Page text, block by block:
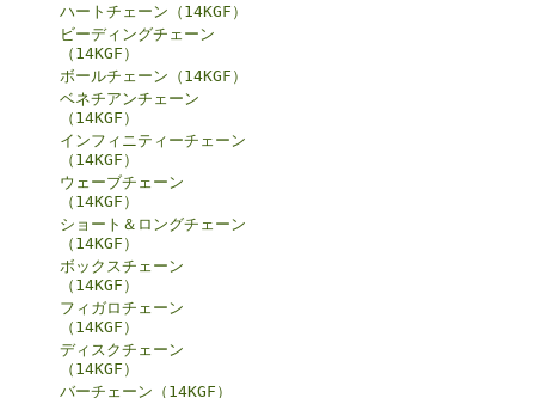
ハートチェーン（14KGF）
ビーディングチェーン
（14KGF）
ボールチェーン（14KGF）
ベネチアンチェーン
（14KGF）
インフィニティーチェーン
（14KGF）
ウェーブチェーン
（14KGF）
ショート＆ロングチェーン
（14KGF）
ボックスチェーン
（14KGF）
フィガロチェーン
（14KGF）
ディスクチェーン
（14KGF）
バーチェーン（14KGF）